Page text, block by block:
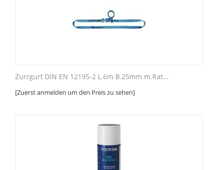
Zurrgurt DIN EN 12195-2 L.6m B.25mm m.Rat...
[Zuerst anmelden um den Preis zu sehen]